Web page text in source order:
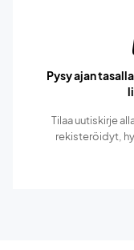
Pysy ajan
Tilaa uutiskirje
rekisteröidyt,